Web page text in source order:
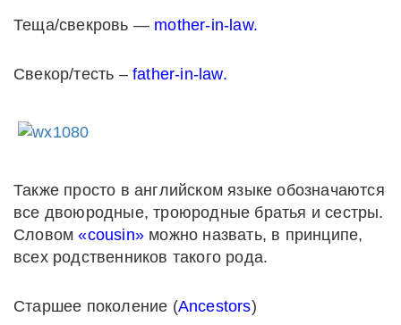
Теща/свекровь — mother-in-law.
Свекор/тесть – father-in-law.
Также просто в английском языке обозначаются
все двоюродные, троюродные братья и сестры.
Словом«cousin» можно назвать, в принципе,
всех родственников такого рода.
Старшее поколение (Ancestors)